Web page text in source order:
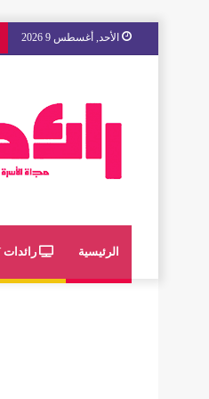
الأحد, أغسطس 9 2026
الرئيسية رائدات TV